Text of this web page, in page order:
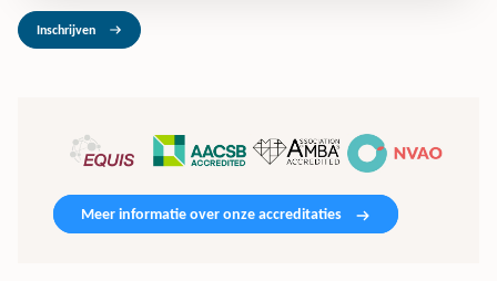
Inschrijven
Meer informatie over onze accreditaties